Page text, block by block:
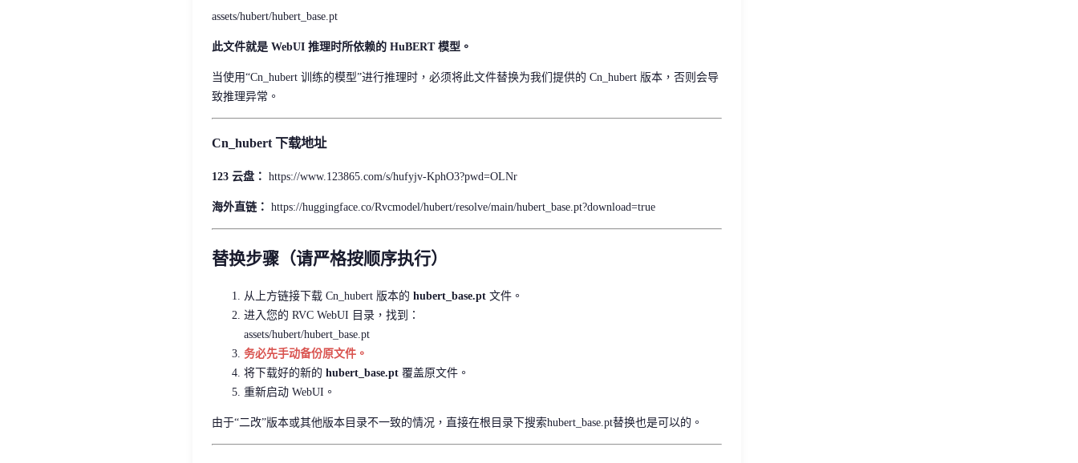
assets/hubert/hubert_base.pt
此文件就是 WebUI 推理时所依赖的 HuBERT 模型。
当使用“Cn_hubert 训练的模型”进行推理时，必须将此文件替换为我们提供的 Cn_hubert 版本，否则会导
致推理异常。
Cn_hubert 下载地址
123 云盘： https://www.123865.com/s/hufyjv-KphO3?pwd=OLNr
海外直链： https://huggingface.co/Rvcmodel/hubert/resolve/main/hubert_base.pt?download=true
替换步骤（请严格按顺序执行）
从上方链接下载 Cn_hubert 版本的 hubert_base.pt 文件。
进入您的 RVC WebUI 目录，找到：
assets/hubert/hubert_base.pt
务必先手动备份原文件。
将下载好的新的 hubert_base.pt 覆盖原文件。
重新启动 WebUI。
由于“二改”版本或其他版本目录不一致的情况，直接在根目录下搜索hubert_base.pt替换也是可以的。